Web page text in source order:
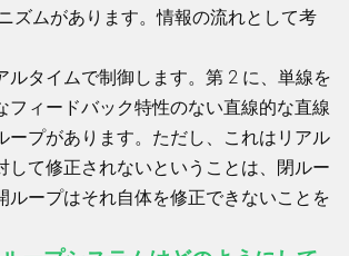
ズムがあります。情報の流れとして考
ルタイムで制御します。第 2 に、単線を
フィードバック特性のない直線的な直線
ープがあります。ただし、これはリアル
して修正されないということは、閉ルー
ループはそれ自体を修正できないことを